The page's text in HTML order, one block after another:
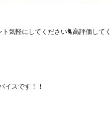
気軽にしてください🐈高評価してく
イスです！！